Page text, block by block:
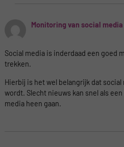
Monitoring van social media
Social media is inderdaad een goed
trekken.
Hierbij is het wel belangrijk dat
wordt. Slecht nieuws kan snel als
media heen gaan.